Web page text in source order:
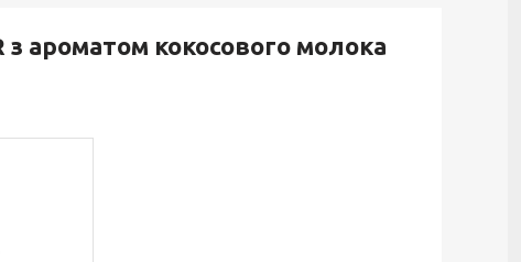
з ароматом кокосового молока